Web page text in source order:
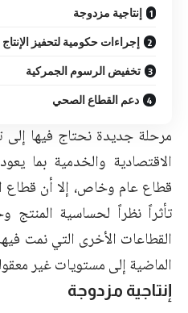
إنتاجية مزدوجة
إجراءات حكومية لتحفيز الإنتاج
تخفيض الرسوم الجمركية
دعم القطاع الصحي
مرحلة جديدة نحتاج فيها
الاقتصادية والخدمية بما
قطاع عام وخاص، إلا أن قطاع
تأثراً نظراً لحساسية
القطاعات الأخرى التي نمت
الماضية إلى مستويات غير
إنتاجية مزدوجة